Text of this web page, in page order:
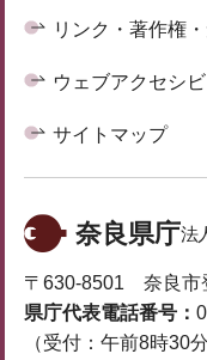
リンク・著作権
ウェブアクセシ
サイトマップ
奈良県庁法
〒630-8501 奈良市
県庁代表電話番号：
（受付：午前8時30